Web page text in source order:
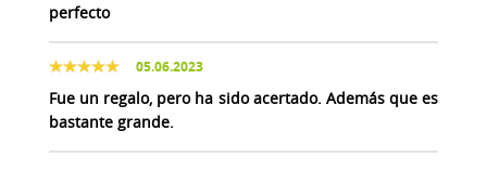
perfecto
05.06.2023
Fue un regalo, pero ha sido acertado. Además que es
bastante grande.